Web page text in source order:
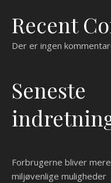
Recent
Der er ingen
Seneste
Forbrugerne bliver
miljøvenlige muligheder